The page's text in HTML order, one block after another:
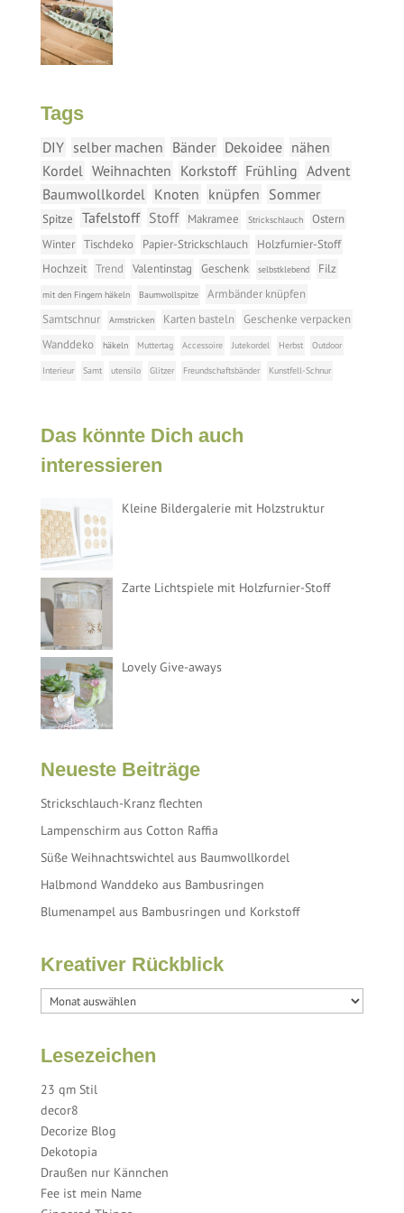
Tags
DIY selber machen Bänder Dekoidee nähen
Kordel Weihnachten Korkstoff Frühling Advent
Baumwollkordel
Knoten knüpfen Sommer
Spitze Tafelstoff Stoff Makramee Strickschlauch
Ostern
Winter
Tischdeko Papier-Strickschlauch
Holzfurnier-Stoff
Hochzeit
Trend Valentinstag Geschenk selbstklebend Filz
mit den Fingern häkeln Baumwollspitze
Armbänder knüpfen
Samtschnur
Armstricken Karten basteln
Geschenke verpacken
Wanddeko
häkeln Muttertag Accessoire Jutekordel Herbst Outdoor
Interieur Samt utensilo Glitzer Freundschaftsbänder Kunstfell-Schnur
Das könnte Dich auch
interessieren
Kleine Bildergalerie mit Holzstruktur
Zarte Lichtspiele mit Holzfurnier-Stoff
Lovely Give-aways
Neueste Beiträge
Strickschlauch-Kranz flechten
Lampenschirm aus Cotton Raffia
Süße Weihnachtswichtel aus Baumwollkordel
Halbmond Wanddeko aus Bambusringen
Blumenampel aus Bambusringen und Korkstoff
Kreativer Rückblick
Lesezeichen
23 qm Stil
decor8
Decorize Blog
Dekotopia
Draußen nur Kännchen
Fee ist mein Name